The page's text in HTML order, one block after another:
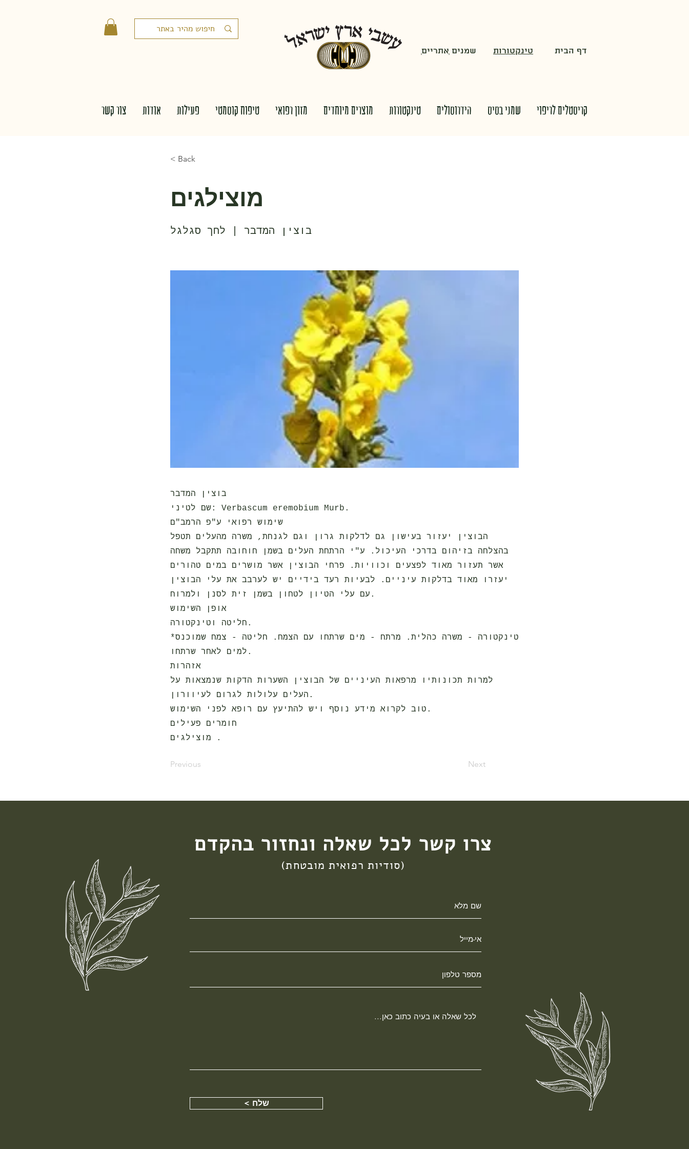
שמנים ְאתריים טינקטורות דף הבית
קריסטלים לריפוי שמני בסיס הידרוסולים טינקטורות מוצרים מיוחדים מזון רפואי טיפוח קוסמטי פעילות אודות צור קשר
< Back
מוצילגים
בוצין המדבר | לחך סגלגל
בוצין המדבר
שם לטיני: Verbascum eremobium Murb.
שימוש רפואי ע"פ הרמב"ם
הבוצין יעזור בעישון גם לדלקות גרון וגם לגנחת, משרה מהעלים תטפל
בהצלחה בזיהום בדרכי העיכול. ע"י הרתחת העלים בשמן חוחובה תתקבל משחה
אשר תעזור מאוד לפצעים וכוויות. פרחי הבוצין אשר מושרים במים טהורים
יעזרו מאוד בדלקות עיניים. לבעיות רעד בידיים יש לערבב את עלי הבוצין
עם עלי הטיון לטחון בשמן זית לסנן ולמרוח.
אופן השימוש
חליטה וטינקטורה.
*טינקטורה - משרה כהלית. מרתח - מים שרתחו עם הצמח. חליטה - צמח שמוכנס
למים לאחר שרתחו.
אזהרות
למרות תכונותיו מרפאות העיניים של הבוצין השערות הדקות שנמצאות על
העלים עלולות לגרום לעיוורון.
טוב לקרוא מידע נוסף ויש להתיעץ עם רופא לפני השימוש.
חומרים פעילים
מוצילגים .
Previous Next
צרו קשר לכל שאלה ונחזור בהקדם
(סודיות רפואית מובטחת)
< שלח